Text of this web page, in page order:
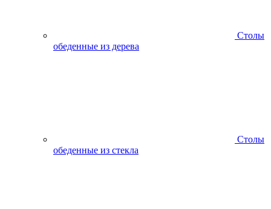
Столы
обеденные из дерева
Столы
обеденные из стекла